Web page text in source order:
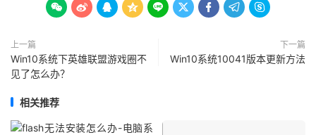
        
上一篇
Win10系统下英雄联盟游戏圈不
见了怎么办？
下一篇
Win10系统10041版本更新方法
相关推荐